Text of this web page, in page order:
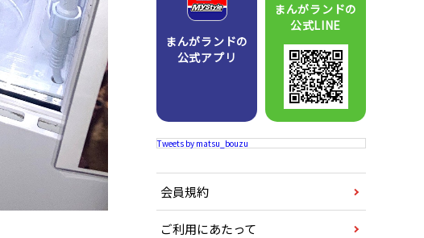
まんがランドの
公式アプリ
まんがランドの
公式LINE
Tweets by matsu_bouzu
会員規約
ご利用にあたって